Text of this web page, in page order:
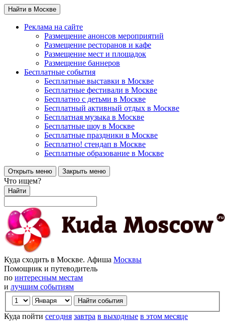
Найти в Москве
Реклама на сайте
Размещение анонсов мероприятий
Размещение ресторанов и кафе
Размещение мест и площадок
Размещение баннеров
Бесплатные события
Бесплатные выставки в Москве
Бесплатные фестивали в Москве
Бесплатно с детьми в Москве
Бесплатный активный отдых в Москве
Бесплатная музыка в Москве
Бесплатные шоу в Москве
Бесплатные праздники в Москве
Бесплатно! стендап в Москве
Бесплатные образование в Москве
Открыть меню Закрыть меню
Что ищем?
Найти
Куда сходить в Москве. Афиша Москвы
Помощник и путеводитель
по интересным местам
и лучшим событиям
Куда пойти сегодня завтра в выходные в этом месяце